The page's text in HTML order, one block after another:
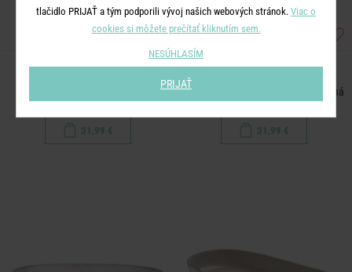
31,99 €
Servírovací tanier 36 x 22 cm - zelená
31,99 €
tlačidlo PRIJAŤ a tým podporili vývoj našich webových stránok. Viac o
cookies si môžete prečítať kliknutím sem.
NESÚHLASÍM
PRIJAŤ